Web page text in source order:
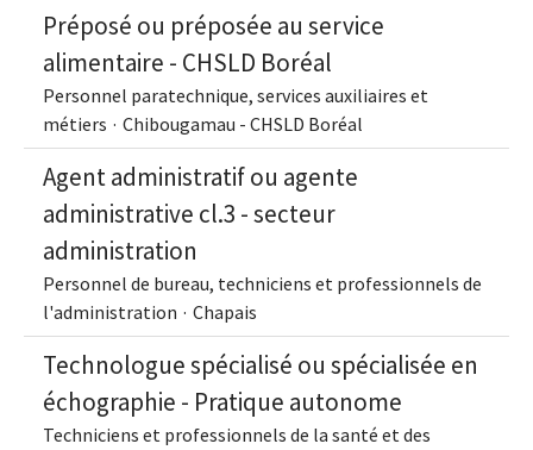
Préposé ou préposée au service
alimentaire - CHSLD Boréal
Personnel paratechnique, services auxiliaires et
métiers · Chibougamau - CHSLD Boréal
Agent administratif ou agente
administrative cl.3 - secteur
administration
Personnel de bureau, techniciens et professionnels de
l'administration · Chapais
Technologue spécialisé ou spécialisée en
échographie - Pratique autonome
Techniciens et professionnels de la santé et des